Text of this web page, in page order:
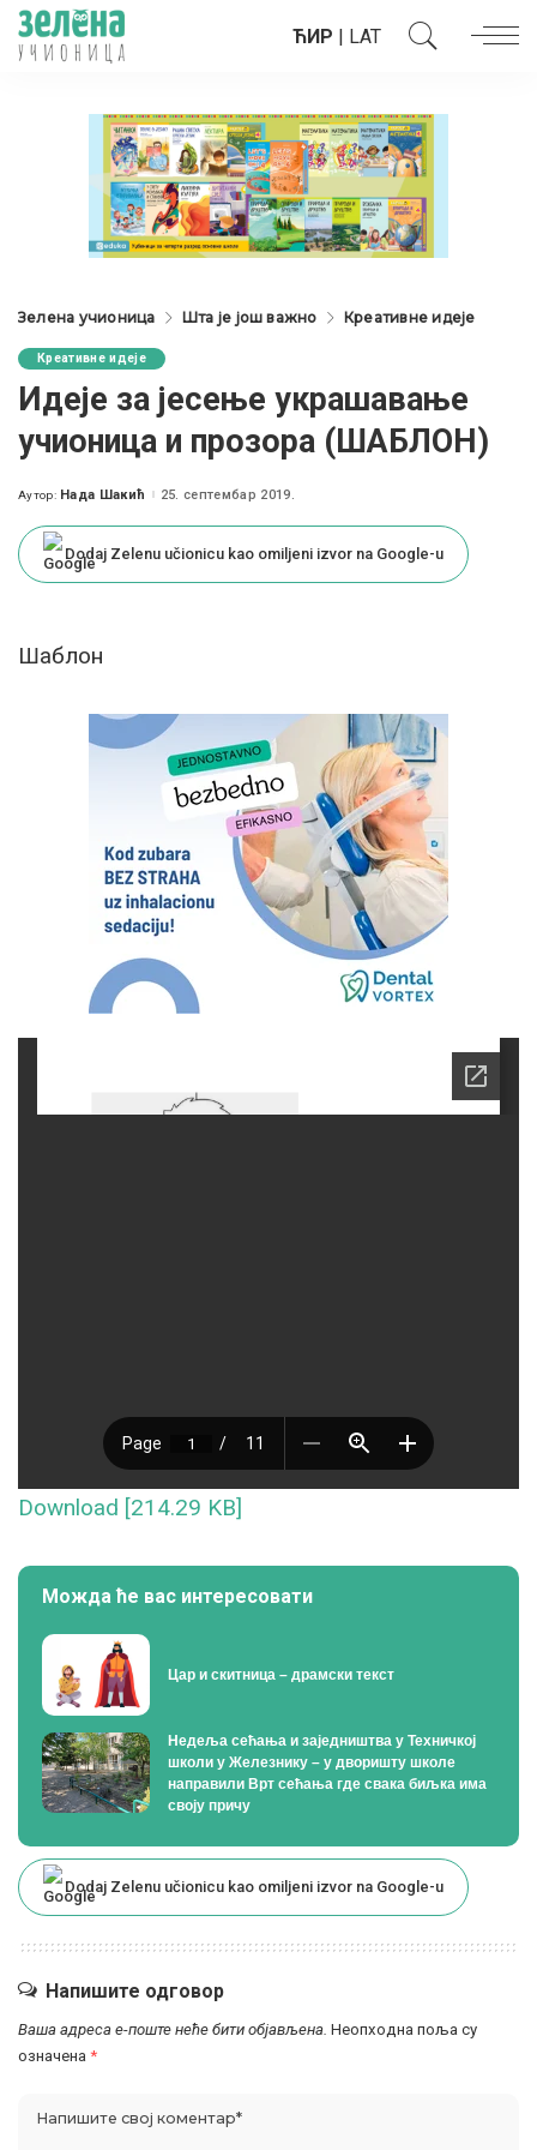
ЋИР | LAT
Зелена учионица Шта је још важно Креативне идеје
Креативне идеје
Идеје за јесење украшавање
учионица и прозора (ШАБЛОН)
Posted
Аутор: Нада Шакић 25. септембар 2019.
Dodaj Zelenu učionicu kao omiljeni izvor na Google-u
Шаблон
Download [214.29 KB]
Можда ће вас интересовати
Цар и скитница – драмски текст
Недеља сећања и заједништва у Техничкој
школи у Железнику – у дворишту школе
направили Врт сећања где свака биљка има
своју причу
Dodaj Zelenu učionicu kao omiljeni izvor na Google-u
Напишите одговор
Ваша адреса е-поште неће бити објављена. Неопходна поља су
означена *